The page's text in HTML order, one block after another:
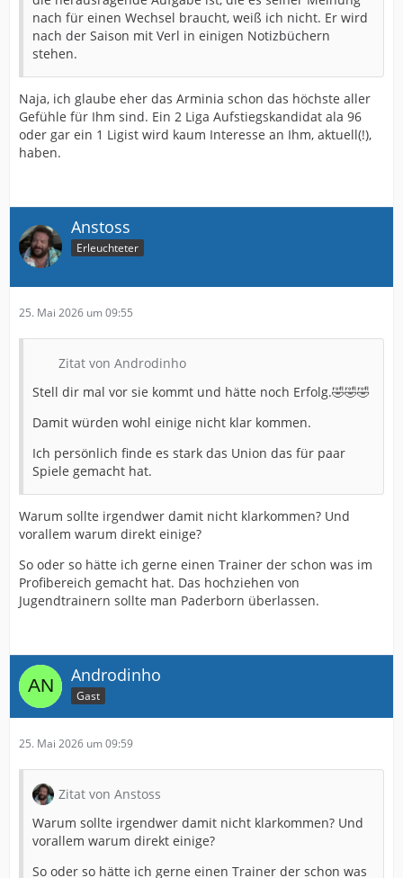
nach für einen Wechsel braucht, weiß ich nicht. Er wird
nach der Saison mit Verl in einigen Notizbüchern
stehen.
Naja, ich glaube eher das Arminia schon das höchste aller
Gefühle für Ihm sind. Ein 2 Liga Aufstiegskandidat ala 96
oder gar ein 1 Ligist wird kaum Interesse an Ihm, aktuell(!),
haben.
Anstoss
Erleuchteter
25. Mai 2026 um 09:55
Zitat von Androdinho
Stell dir mal vor sie kommt und hätte noch Erfolg.🤣🤣🤣
Damit würden wohl einige nicht klar kommen.
Ich persönlich finde es stark das Union das für paar
Spiele gemacht hat.
Warum sollte irgendwer damit nicht klarkommen? Und
vorallem warum direkt einige?
So oder so hätte ich gerne einen Trainer der schon was im
Profibereich gemacht hat. Das hochziehen von
Jugendtrainern sollte man Paderborn überlassen.
Androdinho
Gast
25. Mai 2026 um 09:59
Zitat von Anstoss
Warum sollte irgendwer damit nicht klarkommen? Und
vorallem warum direkt einige?
So oder so hätte ich gerne einen Trainer der schon was